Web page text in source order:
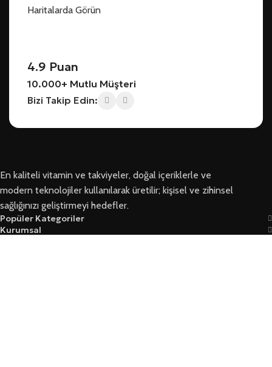
Haritalarda Görün
4.9 Puan
10.000+ Mutlu Müşteri
Bizi Takip Edin:
En kaliteli vitamin ve takviyeler, doğal içeriklerle ve
modern teknolojiler kullanılarak üretilir; kişisel ve zihinsel
sağlığınızı geliştirmeyi hedefler.
Popüler Kategoriler
Kurumsal